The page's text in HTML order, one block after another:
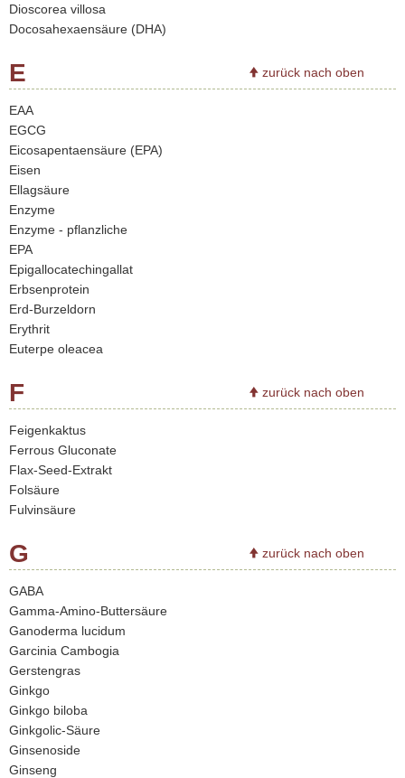
Dioscorea villosa
Docosahexaensäure (DHA)
E zurück nach oben
EAA
EGCG
Eicosapentaensäure (EPA)
Eisen
Ellagsäure
Enzyme
Enzyme - pflanzliche
EPA
Epigallocatechingallat
Erbsenprotein
Erd-Burzeldorn
Erythrit
Euterpe oleacea
F zurück nach oben
Feigenkaktus
Ferrous Gluconate
Flax-Seed-Extrakt
Folsäure
Fulvinsäure
G zurück nach oben
GABA
Gamma-Amino-Buttersäure
Ganoderma lucidum
Garcinia Cambogia
Gerstengras
Ginkgo
Ginkgo biloba
Ginkgolic-Säure
Ginsen­oside
Ginseng